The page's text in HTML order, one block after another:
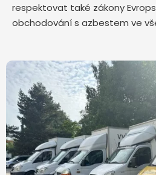
respektovat také zákony
obchodování s azbestem ve